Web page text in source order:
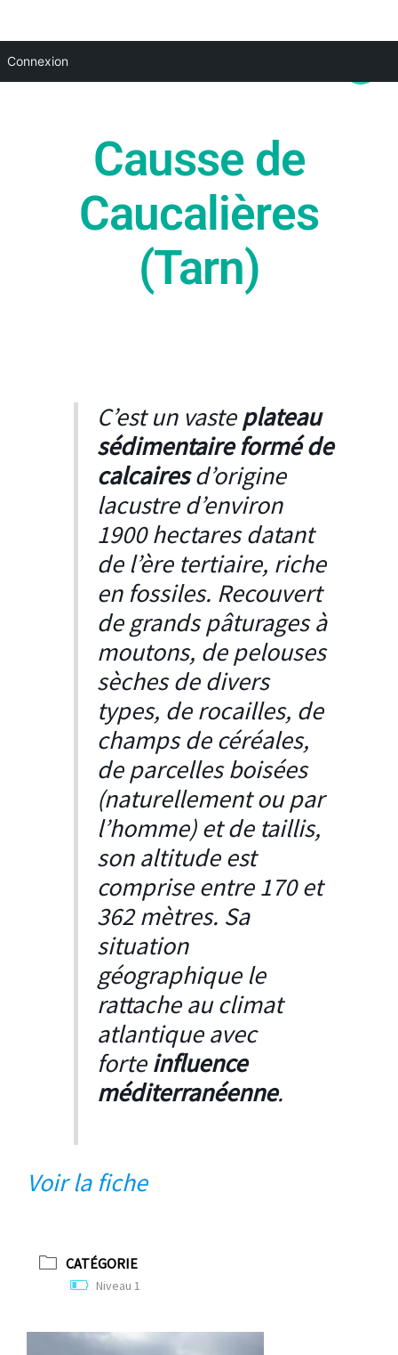
Connexion
Causse de
Caucalières
(Tarn)
C’est un vasteplateau
sédimentaire formé de
calcairesd’origine
lacustre d’environ
1900 hectares datant
de l’ère tertiaire, riche
en fossiles. Recouvert
de grands pâturages à
moutons, de pelouses
sèches de divers
types, de rocailles, de
champs de céréales,
de parcelles boisées
(naturellement ou par
l’homme) et de taillis,
son altitude est
comprise entre 170 et
362 mètres. Sa
situation
géographique le
rattache au climat
atlantique avec
forteinfluence
méditerranéenne.
Voir la fiche
CATÉGORIE
Niveau 1